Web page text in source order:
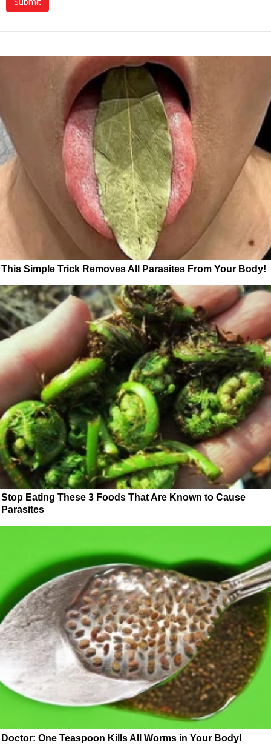
This Simple Trick Removes All Parasites From Your Body!
Stop Eating These 3 Foods That Are Known to Cause
Parasites
Doctor: One Teaspoon Kills All Worms in Your Body!